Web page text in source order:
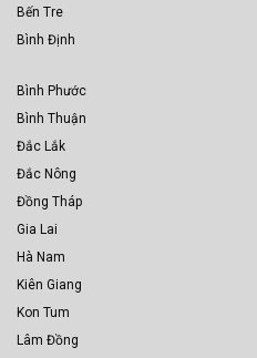
Bến Tre
Bình Định
Bình Phước
Bình Thuận
Đắc Lắk
Đắc Nông
Đồng Tháp
Gia Lai
Hà Nam
Kiên Giang
Kon Tum
Lâm Đồng